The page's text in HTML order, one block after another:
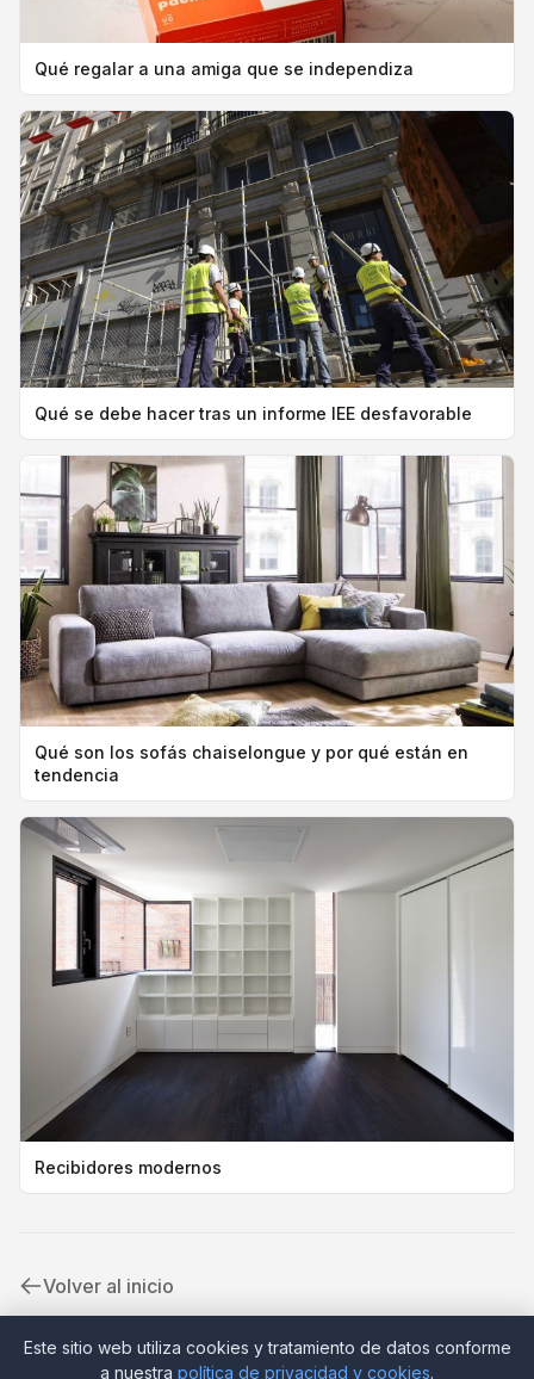
Qué regalar a una amiga que se independiza
Qué se debe hacer tras un informe IEE desfavorable
Qué son los sofás chaiselongue y por qué están en
tendencia
Recibidores modernos
Volver al inicio
Este sitio web utiliza cookies y tratamiento de datos conforme
a nuestra política de privacidad y cookies.